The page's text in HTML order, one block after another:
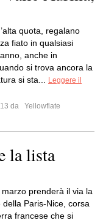
quota, regalano
fiato in qualsiasi
anche in
si trova ancora la
si sta...
Leggere il
da
Yellowflate
la lista
prenderà il via la
della Paris-Nice, corsa
francese che si